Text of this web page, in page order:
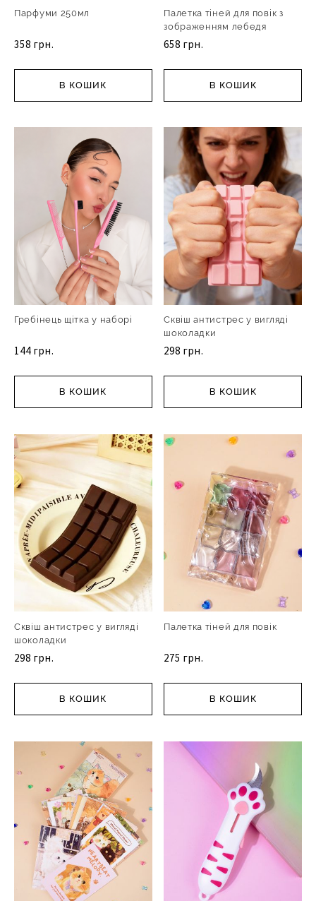
Парфуми 250мл
358 грн.
В КОШИК
Палетка тіней для повік з
зображенням лебедя
658 грн.
В КОШИК
Гребінець щітка у наборі
144 грн.
В КОШИК
Сквіш антистрес у вигляді
шоколадки
298 грн.
В КОШИК
Сквіш антистрес у вигляді
шоколадки
298 грн.
В КОШИК
Палетка тіней для повік
275 грн.
В КОШИК